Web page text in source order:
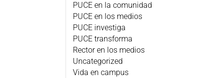
PUCE en la comunidad
PUCE en los medios
PUCE investiga
PUCE transforma
Rector en los medios
Uncategorized
Vida en campus